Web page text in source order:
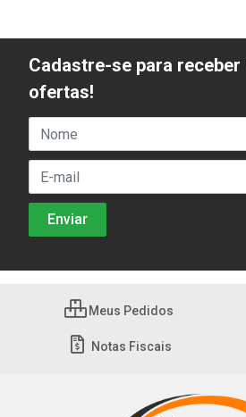
Cadastre-se para receber
ofertas!
Meus Pedidos
Notas Fiscais